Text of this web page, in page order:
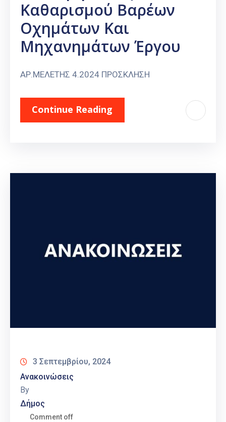
Καθαρισμού Βαρέων
Οχημάτων Και
Μηχανημάτων Έργου
ΑΡ.ΜΕΛΕΤΗΣ 4.2024 ΠΡΟΣΚΛΗΣΗ
Continue Reading
3 Σεπτεμβρίου, 2024
Ανακοινώσεις
By
Δήμος
Comment off